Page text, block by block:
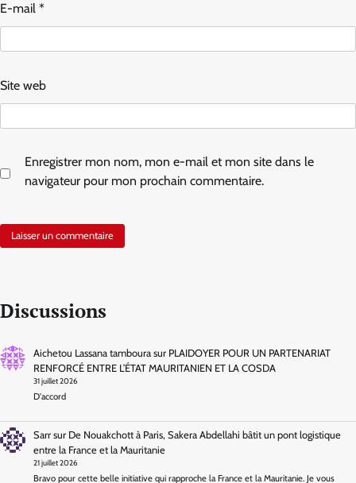
E-mail *
Site web
Enregistrer mon nom, mon e-mail et mon site dans le
navigateur pour mon prochain commentaire.
Discussions
Aichetou Lassana tambourasur PLAIDOYER POUR UN PARTENARIAT
RENFORCÉ ENTRE L’ÉTAT MAURITANIEN ET LA COSDA
31 juillet 2026
D'accord
Sarrsur De Nouakchott à Paris, Sakera Abdellahi bâtit un pont logistique
entre la France et la Mauritanie
21 juillet 2026
Bravo pour cette belle initiative qui rapproche la France et la Mauritanie. Je vous